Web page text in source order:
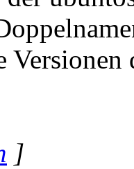
Versionen
]